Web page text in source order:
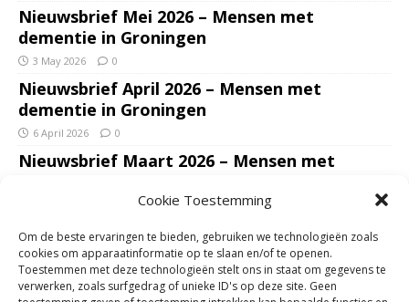
Cookie Toestemming
Om de beste ervaringen te bieden, gebruiken we technologieën zoals
cookies om apparaatinformatie op te slaan en/of te openen.
Toestemmen met deze technologieën stelt ons in staat om gegevens te
verwerken, zoals surfgedrag of unieke ID's op deze site. Geen
Nieuwsbrief Mei 2026 – Mensen met
dementie in Groningen
3 May 2026 0
Nieuwsbrief April 2026 – Mensen met
dementie in Groningen
6 April 2026 0
Nieuwsbrief Maart 2026 – Mensen met
Nieuwsbrief Januari – Februari 2026 – Mensen
met dementie in Groningen
7 February 2026 0